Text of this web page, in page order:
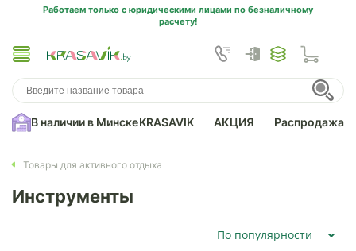
Работаем только с юридическими лицами по безналичному
расчету!
В наличии в МинскеKRASAVIK АКЦИЯ Распродажа
Товары для активного отдыха
Инструменты
По популярности